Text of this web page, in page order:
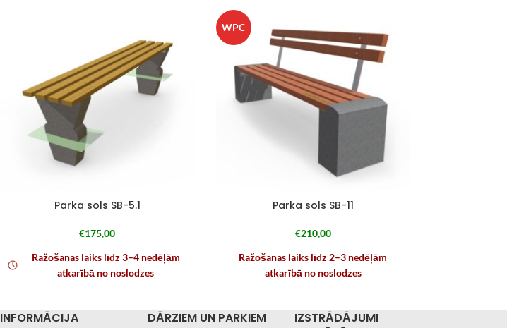
Parka sols SB-5.1
€175,00
Ražošanas laiks līdz 3–4 nedēļām
atkarībā no noslodzes
WPC
Parka sols SB-11
€210,00
Ražošanas laiks līdz 2–3 nedēļām
atkarībā no noslodzes
INFORMĀCIJA DĀRZIEM UN PARKIEM
IZSTRĀDĀJUMI